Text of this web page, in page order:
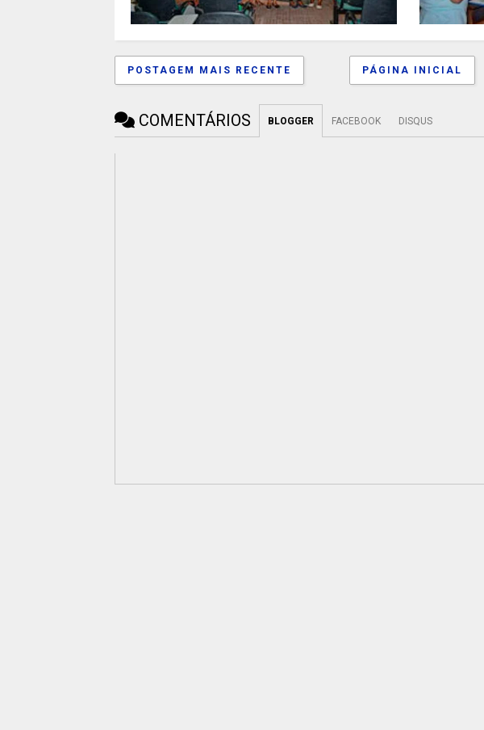
POSTAGEM MAIS RECENTE PÁGINA INICIAL
COMENTÁRIOS BLOGGER FACEBOOK DISQUS